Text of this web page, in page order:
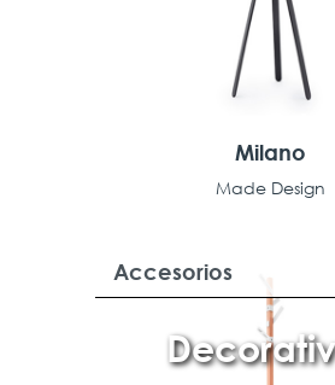
Accesorios
Milano
Made Design